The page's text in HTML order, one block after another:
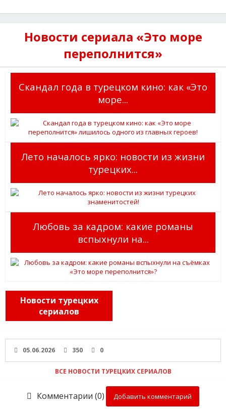
Новости сериала «Это море
переполнится»
Скандал года в турецком кино: как «Это
море...
Лето началось ярко: новости из жизни
турецких...
Любовь за кадром: какие романы
вспыхнули на...
Новости турецких
сериалов
05.06.2026 350 0
ВСЕ НОВОСТИ ТУРЕЦКИХ СЕРИАЛОВ
Комментарии (0) Добавить комментарий